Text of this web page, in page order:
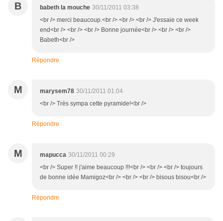
B babeth la mouche 30/11/2011 03:38
<br /> merci beaucoup.<br /> <br /> <br /> J'essaie ce week
end<br /> <br /> <br /> Bonne journée<br /> <br /> <br />
Babeth<br />
Répondre
M marysem78 30/11/2011 01:04
<br /> Très sympa cette pyramide!<br />
Répondre
M mapucca 30/11/2011 00:29
<br /> Super !! j'aime beaucoup !!!<br /> <br /> <br /> toujours
de bonne idée Mamigoz<br /> <br /> <br /> bisous bisou<br />
Répondre